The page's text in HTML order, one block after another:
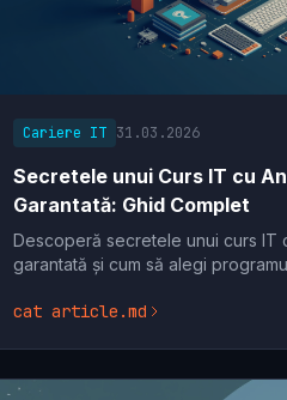
Cariere IT 31.03.2026
Secretele unui Curs IT cu
Garantată: Ghid Complet
Descoperă secretele unui curs IT
garantată și cum să alegi
cum să
cat article.md